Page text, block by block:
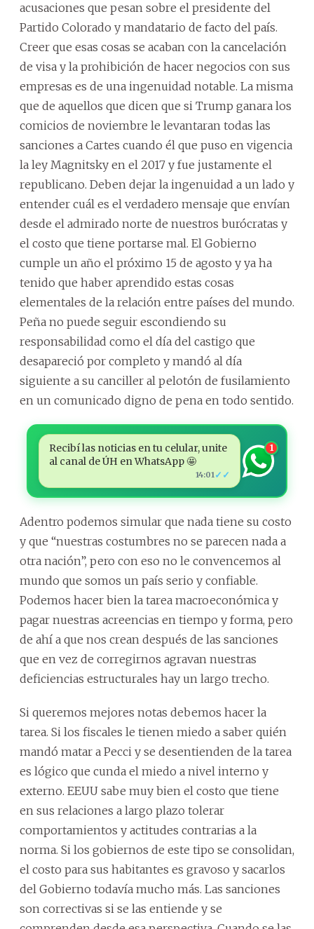
acusaciones que pesan sobre el presidente del
Partido Colorado y mandatario de facto del país.
Creer que esas cosas se acaban con la cancelación
de visa y la prohibición de hacer negocios con sus
empresas es de una ingenuidad notable. La misma
que de aquellos que dicen que si Trump ganara los
comicios de noviembre le levantaran todas las
sanciones a Cartes cuando él que puso en vigencia
la ley Magnitsky en el 2017 y fue justamente el
republicano. Deben dejar la ingenuidad a un lado y
entender cuál es el verdadero mensaje que envían
desde el admirado norte de nuestros burócratas y
el costo que tiene portarse mal. El Gobierno
cumple un año el próximo 15 de agosto y ya ha
tenido que haber aprendido estas cosas
elementales de la relación entre países del mundo.
Peña no puede seguir escondiendo su
responsabilidad como el día del castigo que
desapareció por completo y mandó al día
siguiente a su canciller al pelotón de fusilamiento
en un comunicado digno de pena en todo sentido.
Recibí las noticias en tu celular, unite
al canal de ÚH en WhatsApp 🤩
14:01✓✓
1
Adentro podemos simular que nada tiene su costo
y que “nuestras costumbres no se parecen nada a
otra nación”, pero con eso no le convencemos al
mundo que somos un país serio y confiable.
Podemos hacer bien la tarea macroeconómica y
pagar nuestras acreencias en tiempo y forma, pero
de ahí a que nos crean después de las sanciones
que en vez de corregirnos agravan nuestras
deficiencias estructurales hay un largo trecho.
Si queremos mejores notas debemos hacer la
tarea. Si los fiscales le tienen miedo a saber quién
mandó matar a Pecci y se desentienden de la tarea
es lógico que cunda el miedo a nivel interno y
externo. EEUU sabe muy bien el costo que tiene
en sus relaciones a largo plazo tolerar
comportamientos y actitudes contrarias a la
norma. Si los gobiernos de este tipo se consolidan,
el costo para sus habitantes es gravoso y sacarlos
del Gobierno todavía mucho más. Las sanciones
son correctivas si se las entiende y se